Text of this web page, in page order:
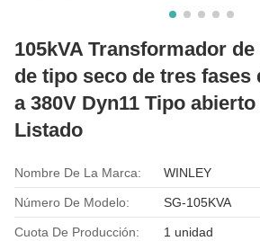
105kVA Transformador
de tipo seco de tres fases
a 380V Dyn11 Tipo abierto
Listado
Nombre De La Marca: WINLEY
Número De Modelo: SG-105KVA
Cuota De Producción: 1 unidad